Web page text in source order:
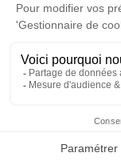
Faire-part
Crémation
Tergnier